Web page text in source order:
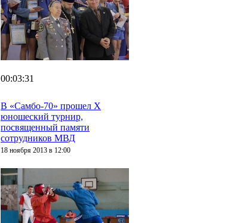
00:03:31
В «Самбо-70» прошел X
юношеский турнир,
посвященный памяти
сотрудников МВД
18 ноября 2013 в 12:00